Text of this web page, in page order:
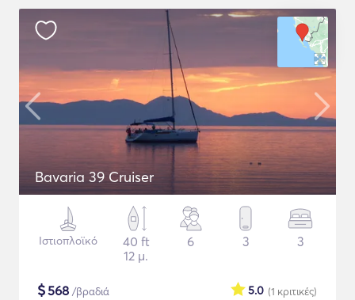
Bavaria 39 Cruiser
Ιστιοπλοϊκό
40 ft
12 μ.
6 3 3
$568 /βραδιά (1 κριτικές)
5.0